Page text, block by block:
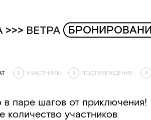
2 УЧАСТНИКИ 3 ПОДТВЕРЖДЕНИЕ 4
в паре шагов от приключения!
количество участников